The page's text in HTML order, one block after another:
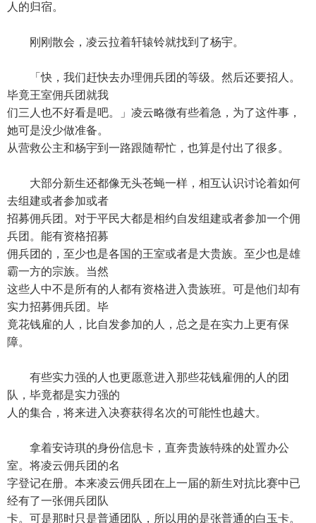
人的归宿。
刚刚散会，凌云拉着轩辕铃就找到了杨宇。
「快，我们赶快去办理佣兵团的等级。然后还要招人。
毕竟王室佣兵团就我
们三人也不好看是吧。」凌云略微有些着急，为了这件事，
她可是没少做准备。
从营救公主和杨宇到一路跟随帮忙，也算是付出了很多。
大部分新生还都像无头苍蝇一样，相互认识讨论着如何
去组建或者参加或者
招募佣兵团。对于平民大都是相约自发组建或者参加一个佣
兵团。能有资格招募
佣兵团的，至少也是各国的王室或者是大贵族。至少也是雄
霸一方的宗族。当然
这些人中不是所有的人都有资格进入贵族班。可是他们却有
实力招募佣兵团。毕
竟花钱雇的人，比自发参加的人，总之是在实力上更有保
障。
有些实力强的人也更愿意进入那些花钱雇佣的人的团
队，毕竟都是实力强的
人的集合，将来进入决赛获得名次的可能性也越大。
拿着安诗琪的身份信息卡，直奔贵族特殊的处置办公
室。将凌云佣兵团的名
字登记在册。本来凌云佣兵团在上一届的新生对抗比赛中已
经有了一张佣兵团队
卡。可是那时只是普通团队，所以用的是张普通的白玉卡。